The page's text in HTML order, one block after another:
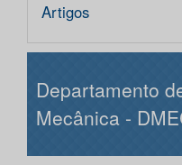
Artigos
Departamento
Mecânica -